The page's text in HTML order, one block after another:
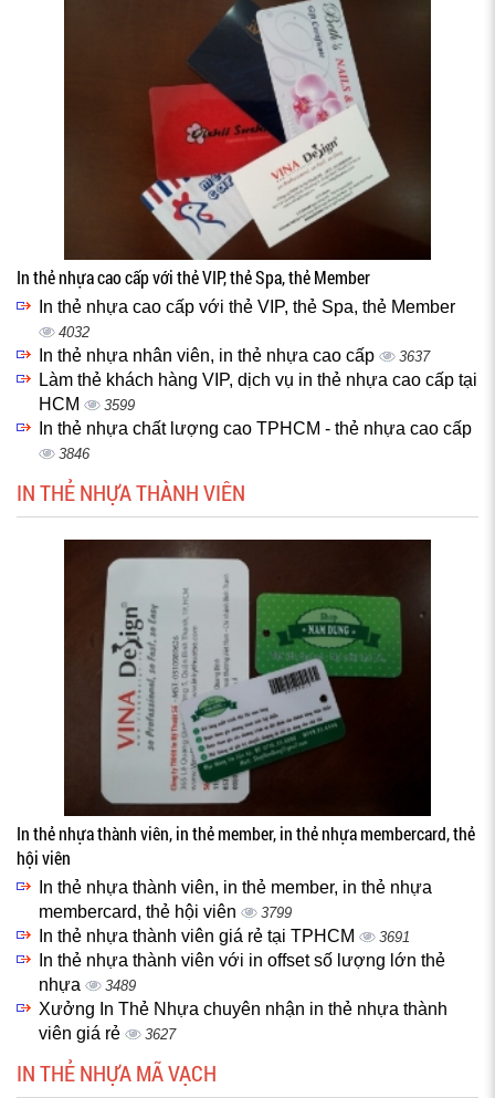
In thẻ nhựa cao cấp với thẻ VIP, thẻ Spa, thẻ Member
In thẻ nhựa cao cấp với thẻ VIP, thẻ Spa, thẻ Member
4032
In thẻ nhựa nhân viên, in thẻ nhựa cao cấp 3637
Làm thẻ khách hàng VIP, dịch vụ in thẻ nhựa cao cấp tại
HCM
3599
In thẻ nhựa chất lượng cao TPHCM - thẻ nhựa cao cấp
3846
IN THẺ NHỰA THÀNH VIÊN
In thẻ nhựa thành viên, in thẻ member, in thẻ nhựa membercard, thẻ
hội viên
In thẻ nhựa thành viên, in thẻ member, in thẻ nhựa
membercard, thẻ hội viên
3799
In thẻ nhựa thành viên giá rẻ tại TPHCM 3691
In thẻ nhựa thành viên với in offset số lượng lớn thẻ
nhựa
3489
Xưởng In Thẻ Nhựa chuyên nhận in thẻ nhựa thành
viên giá rẻ
3627
IN THẺ NHỰA MÃ VẠCH